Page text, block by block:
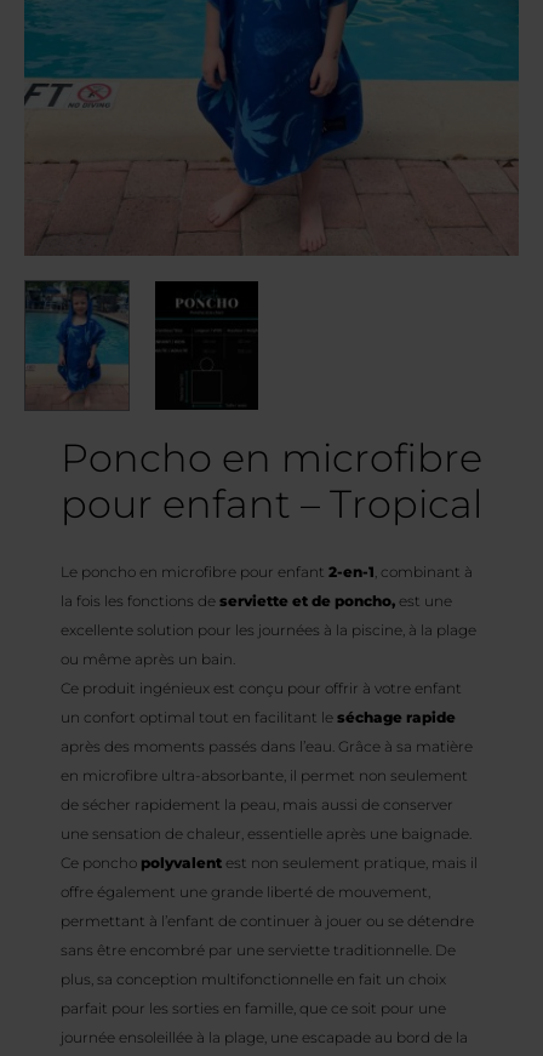
Poncho en microfibre
pour enfant – Tropical
Le poncho en microfibre pour enfant 2-en-1, combinant à
la fois les fonctions de serviette et de poncho, est une
excellente solution pour les journées à la piscine, à la plage
ou même après un bain.
Ce produit ingénieux est conçu pour offrir à votre enfant
un confort optimal tout en facilitant le séchage rapide
après des moments passés dans l’eau. Grâce à sa matière
en microfibre ultra-absorbante, il permet non seulement
de sécher rapidement la peau, mais aussi de conserver
une sensation de chaleur, essentielle après une baignade.
Ce poncho polyvalent est non seulement pratique, mais il
offre également une grande liberté de mouvement,
permettant à l’enfant de continuer à jouer ou se détendre
sans être encombré par une serviette traditionnelle. De
plus, sa conception multifonctionnelle en fait un choix
parfait pour les sorties en famille, que ce soit pour une
journée ensoleillée à la plage, une escapade au bord de la